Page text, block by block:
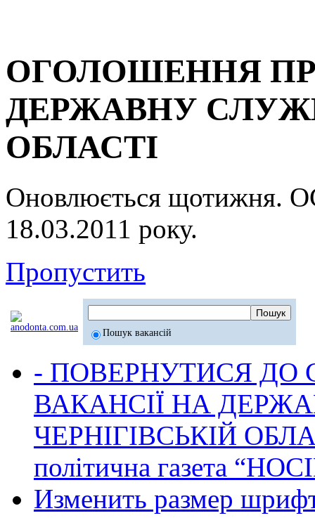
ОГОЛОШЕННЯ
ДЕРЖАВНУ
ОБЛАСТІ
Оновлюється
18.03.2011 року.
Пропустить
Пошук вакансій
- ПОВЕРНУТИСЯ ДО
ВАКАНСІЇ НА
ЧЕРНІГІВСЬКІЙ
політична газета
Изменить размер